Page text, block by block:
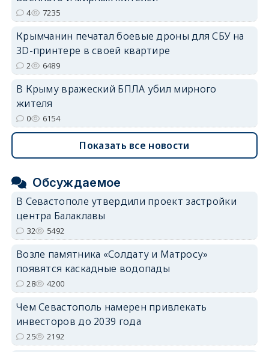
4 7235
Крымчанин печатал боевые дроны для СБУ на
3D-принтере в своей квартире
2 6489
В Крыму вражеский БПЛА убил мирного
жителя
0 6154
Показать все новости
Обсуждаемое
В Севастополе утвердили проект застройки
центра Балаклавы
32 5492
Возле памятника «Солдату и Матросу»
появятся каскадные водопады
28 4200
Чем Севастополь намерен привлекать
инвесторов до 2039 года
25 2192